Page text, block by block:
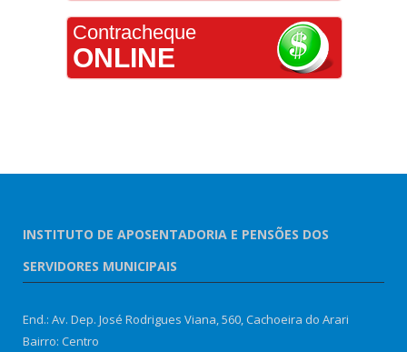
Contracheque
ONLINE
INSTITUTO DE APOSENTADORIA E PENSÕES DOS
SERVIDORES MUNICIPAIS
End.: Av. Dep. José Rodrigues Viana, 560, Cachoeira do Arari
Bairro: Centro